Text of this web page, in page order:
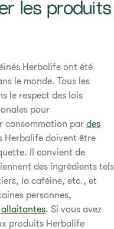
les produits
Herbalife ont été
le monde. Tous les
le respect des lois
pour
consommation par des
Herbalife doivent être
Il convient de
des ingrédients tels
la caféine, etc., et
personnes,
allaitantes. Si vous avez
produits Herbalife